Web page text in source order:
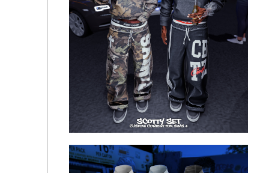
Сет мужской одежды - DAN SET